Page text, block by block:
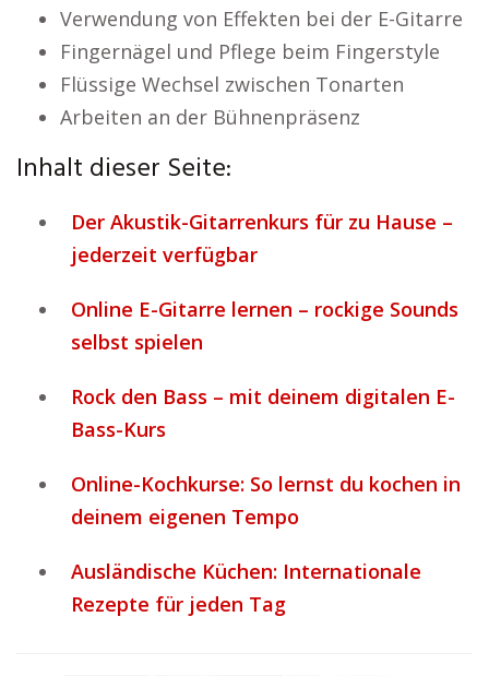
Verwendung von Effekten bei der E-Gitarre
Fingernägel und Pflege beim Fingerstyle
Flüssige Wechsel zwischen Tonarten
Arbeiten an der Bühnenpräsenz
Inhalt dieser Seite:
Der Akustik-Gitarrenkurs für zu Hause –
jederzeit verfügbar
Online E-Gitarre lernen – rockige Sounds
selbst spielen
Rock den Bass – mit deinem digitalen E-
Bass-Kurs
Online-Kochkurse: So lernst du kochen in
deinem eigenen Tempo
Ausländische Küchen: Internationale
Rezepte für jeden Tag